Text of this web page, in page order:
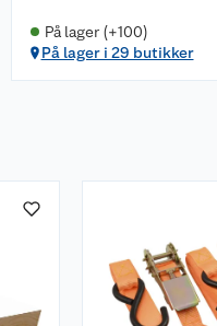
På lager (+100)
På lager i 29 butikker